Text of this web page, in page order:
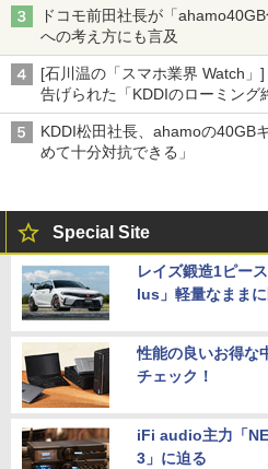
ドコモ前田社長が「
への考え方にも言及
[石川温の「スマホ業界 Watch」]
告げられた「KDDIのローミング
穴と楽天モバイルの課題
KDDI松田社長、ahamoの40GB
めて十分対抗できる」
Special Site
レイズ鍛造1ピー
lus」軽量なまま
性能の良いお得な
チェック！
iFi audio主力「
3」に迫る